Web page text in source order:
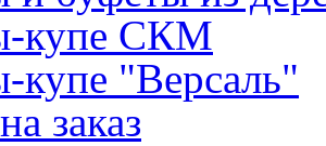
купе СКМ
"Версаль"
заказ